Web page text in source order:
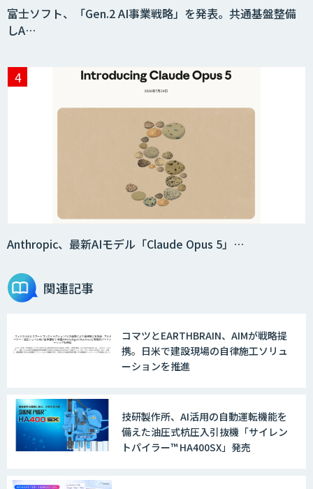
富士ソフト、「Gen.2 AI事業戦略」を発表。共通基盤整備
しA…
Anthropic、最新AIモデル「Claude Opus 5」…
関連記事
コマツとEARTHBRAIN、AIMが戦略提
携。日米で建設現場の自律施工ソリュ
ーションを推進
技研製作所、AI活用の自動運転機能を
備えた油圧式杭圧入引抜機「サイレン
トパイラー™ HA400SX」発売